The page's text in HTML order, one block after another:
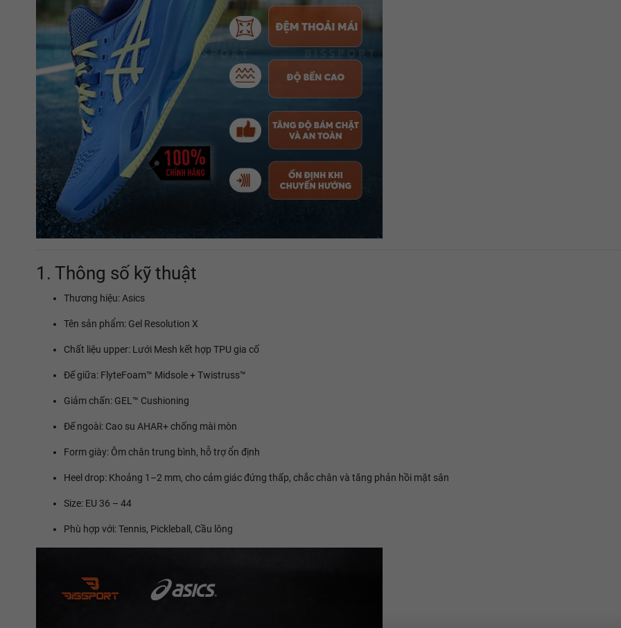
1. Thông số kỹ thuật
Thương hiệu: Asics
Tên sản phẩm: Gel Resolution X
Chất liệu upper: Lưới Mesh kết hợp TPU gia cố
Đế giữa: FlyteFoam™ Midsole + Twistruss™
Giảm chấn: GEL™ Cushioning
Đế ngoài: Cao su AHAR+ chống mài mòn
Form giày: Ôm chân trung bình, hỗ trợ ổn định
Heel drop: Khoảng 1–2 mm, cho cảm giác đứng thấp, chắc chân và tăng phản hồi mặt sân
Size: EU 36 – 44
Phù hợp với: Tennis, Pickleball, Cầu lông